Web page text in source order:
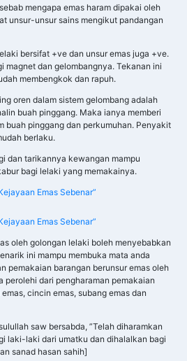
bagi lelaki yang memakainya.
Emas Sebenar”
Emas Sebenar”
oleh golongan lelaki boleh menyebabkan
pemakaian barangan berunsur emas oleh
perolehi dari pengharaman pemakaian
cincin emas, subang emas dan
saw bersabda, ”Telah diharamkan
laki-laki dari umatku dan dihalalkan bagi
sanad hasan sahih]
bertanya dan langsung melakukannya
tahun lagi tersingkap kebenaran misteri
itu.
memakai perhiasan dibuat dari emas
inilah fakta kenapa hal itu berlaku
menyimpulkan bahawa atom pada emas
jumlah tertentu dan dalam jangka
yang ditimbulkan iaitu di dalam darah dan
emas dalam peratus yang melebihi